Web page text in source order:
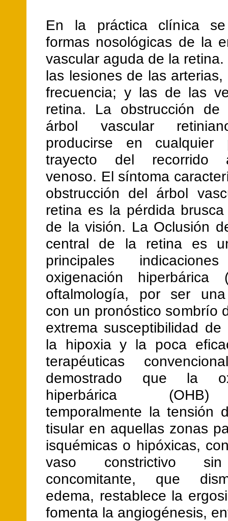
En la práctica clínica
formas nosológicas de la
vascular aguda de la
las lesiones de las arterias,
frecuencia; y las de las
retina. La obstrucción
árbol vascular
producirse en cualquier
trayecto del recorrido
venoso. El síntoma
obstrucción del árbol
retina es la pérdida
de la visión. La Oclusión
central de la retina es
principales
oxigenación hiperbárica
oftalmología, por ser
con un pronóstico sombrío
extrema susceptibilidad
la hipoxia y la poca
terapéuticas
demostrado que la
hiperbárica
temporalmente la tensión
tisular en aquellas zonas
isquémicas o hipóxicas,
vaso constrictivo
concomitante, que
edema, restablece la
fomenta la angiogénesis,